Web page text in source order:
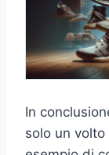
In
solo un